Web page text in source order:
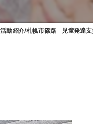
活動紹介/札幌市篠路 児童発達